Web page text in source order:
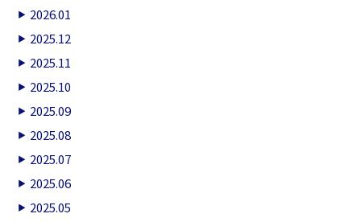
2026.01
2025.12
2025.11
2025.10
2025.09
2025.08
2025.07
2025.06
2025.05